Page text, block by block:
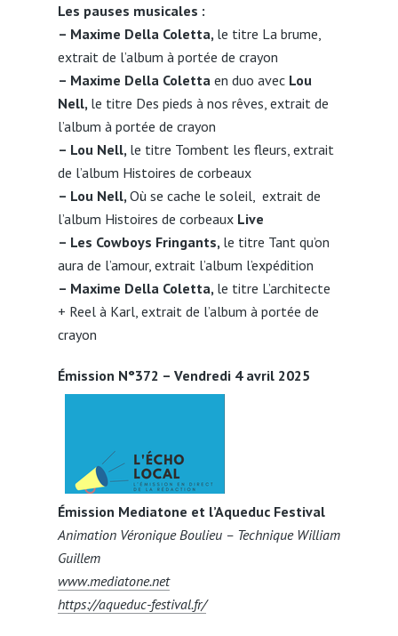
Les pauses musicales :
– Maxime Della Coletta, le titre La brume,
extrait de l’album à portée de crayon
– Maxime Della Coletta en duo avecLou
Nell, le titre Des pieds à nos rêves, extrait de
l’album à portée de crayon
– Lou Nell, le titre Tombent les fleurs, extrait
de l’album Histoires de corbeaux
– Lou Nell, Où se cache le soleil, extrait de
l’album Histoires de corbeaux Live
– Les Cowboys Fringants, le titre Tant qu’on
aura de l’amour, extrait l’album l’expédition
– Maxime Della Coletta, le titre L’architecte
+ Reel à Karl, extrait de l’album à portée de
crayon
Émission N°372 – Vendredi 4 avril 2025
Émission Mediatone et l’Aqueduc Festival
Animation Véronique Boulieu – Technique William
Guillem
www.mediatone.net
https://aqueduc-festival.fr/